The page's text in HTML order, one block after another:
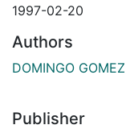
1997-02-20
Authors
DOMINGO GOMEZ
Publisher